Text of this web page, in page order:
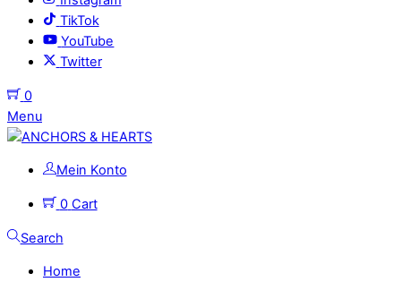
TikTok
YouTube
Twitter
0
Menu
Mein Konto
0 Cart
Search
Home